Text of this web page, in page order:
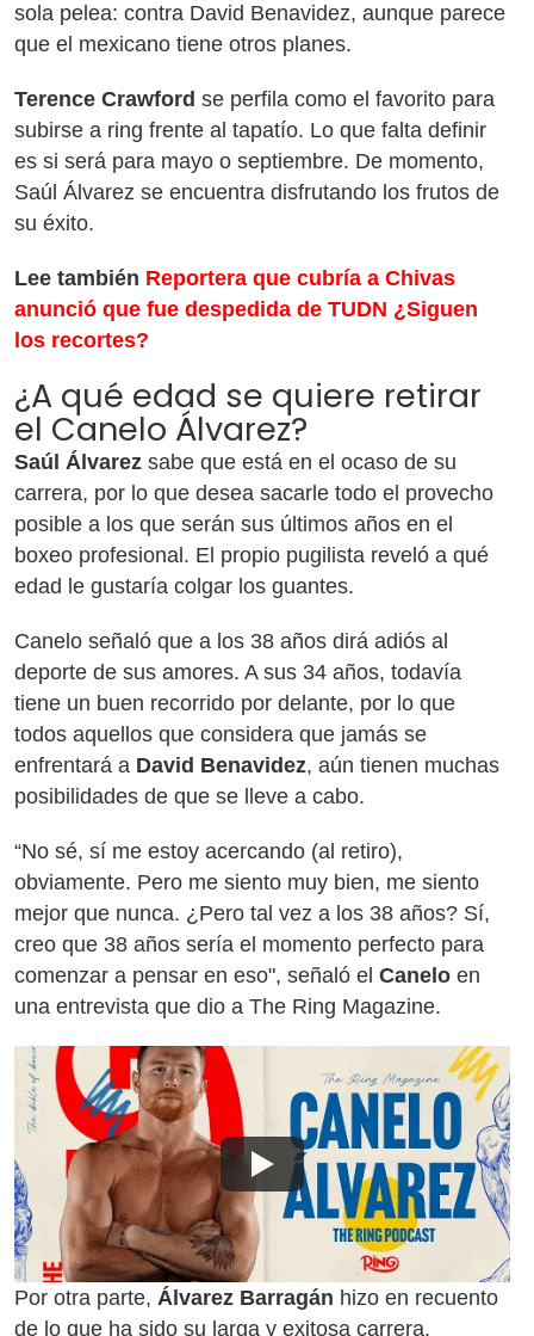
sola pelea: contra David Benavidez, aunque parece
que el mexicano tiene otros planes.
Terence Crawford se perfila como el favorito para
subirse a ring frente al tapatío. Lo que falta definir
es si será para mayo o septiembre. De momento,
Saúl Álvarez se encuentra disfrutando los frutos de
su éxito.
Lee también Reportera que cubría a Chivas
anunció que fue despedida de TUDN ¿Siguen
los recortes?
¿A qué edad se quiere retirar
el Canelo Álvarez?
Saúl Álvarez sabe que está en el ocaso de su
carrera, por lo que desea sacarle todo el provecho
posible a los que serán sus últimos años en el
boxeo profesional. El propio pugilista reveló a qué
edad le gustaría colgar los guantes.
Canelo señaló que a los 38 años dirá adiós al
deporte de sus amores. A sus 34 años, todavía
tiene un buen recorrido por delante, por lo que
todos aquellos que considera que jamás se
enfrentará a David Benavidez, aún tienen muchas
posibilidades de que se lleve a cabo.
“No sé, sí me estoy acercando (al retiro),
obviamente. Pero me siento muy bien, me siento
mejor que nunca. ¿Pero tal vez a los 38 años? Sí,
creo que 38 años sería el momento perfecto para
comenzar a pensar en eso", señaló el Canelo en
una entrevista que dio a The Ring Magazine.
Por otra parte, Álvarez Barragán hizo en recuento
de lo que ha sido su larga y exitosa carrera.